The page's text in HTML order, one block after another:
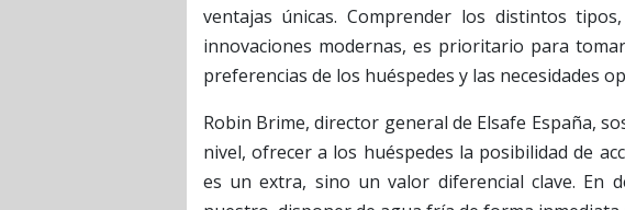
ventajas únicas. Comprender los distintos
innovaciones modernas, es prioritario para
preferencias de los huéspedes y las necesidades
Robin Brime, director general de Elsafe España,
nivel, ofrecer a los huéspedes la posibilidad de
es un extra, sino un valor diferencial clave. En